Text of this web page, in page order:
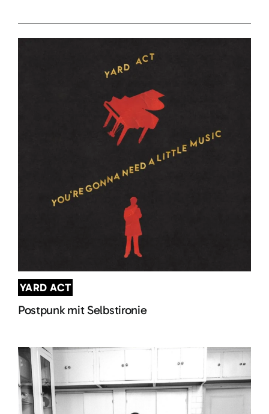
YARD ACT
Postpunk mit Selbstironie